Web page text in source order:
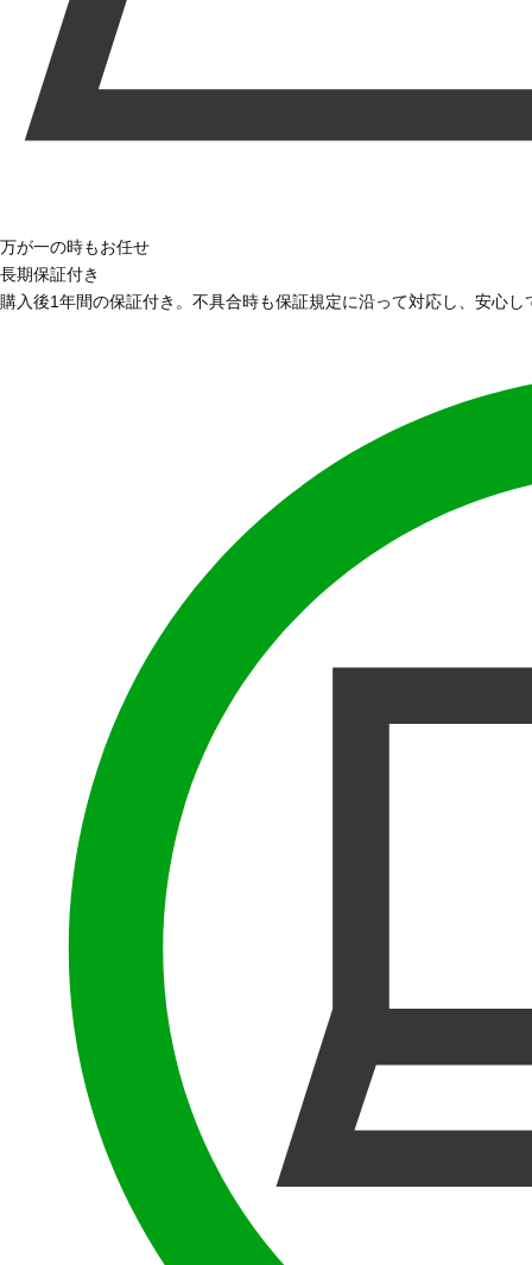
万が一の時もお任せ
長期保証付き
購入後1年間の保証付き。不具合時も保証規定に沿って対応し、安心